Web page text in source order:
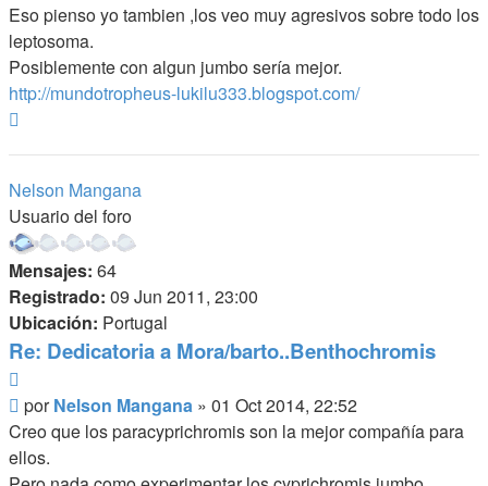
Eso pienso yo tambien ,los veo muy agresivos sobre todo los
leptosoma.
Posiblemente con algun jumbo sería mejor.
http://mundotropheus-lukilu333.blogspot.com/
Nelson Mangana
Usuario del foro
Mensajes: 64
Registrado: 09 Jun 2011, 23:00
Ubicación: Portugal
Re: Dedicatoria a Mora/barto..Benthochromis
Mensaje
porNelson Mangana » 01 Oct 2014, 22:52
Creo que los paracyprichromis son la mejor compañía para
ellos.